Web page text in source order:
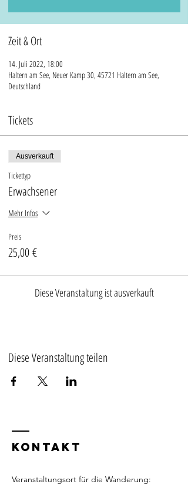
Zeit & Ort
14. Juli 2022, 18:00
Haltern am See, Neuer Kamp 30, 45721 Haltern am See,
Deutschland
Tickets
Ausverkauft
Tickettyp
Erwachsener
Mehr Infos
Preis
25,00 €
Diese Veranstaltung ist ausverkauft
Diese Veranstaltung teilen
KONTAKT
Veranstaltungsort für die Wanderung: